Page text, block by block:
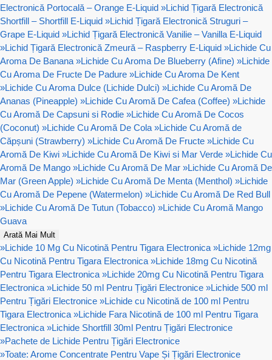
Electronică Portocală – Orange E-Liquid »Lichid Țigară Electronică
Shortfill – Shortfill E-Liquid »Lichid Țigară Electronică Struguri –
Grape E-Liquid »Lichid Țigară Electronică Vanilie – Vanilla E-Liquid
»Lichid Țigară Electronică Zmeură – Raspberry E-Liquid »Lichide Cu
Aroma De Banana »Lichide Cu Aroma De Blueberry (Afine) »Lichide
Cu Aroma De Fructe De Padure »Lichide Cu Aroma De Kent
»Lichide Cu Aroma Dulce (Lichide Dulci) »Lichide Cu Aromă De
Ananas (Pineapple) »Lichide Cu Aromă De Cafea (Coffee) »Lichide
Cu Aromă De Capsuni si Rodie »Lichide Cu Aromă De Cocos
(Coconut) »Lichide Cu Aromă De Cola »Lichide Cu Aromă de
Căpșuni (Strawberry) »Lichide Cu Aromă De Fructe »Lichide Cu
Aromă De Kiwi »Lichide Cu Aromă De Kiwi si Mar Verde »Lichide Cu
Aromă De Mango »Lichide Cu Aromă De Mar »Lichide Cu Aromă De
Mar (Green Apple) »Lichide Cu Aromă De Menta (Menthol) »Lichide
Cu Aromă De Pepene (Watermelon) »Lichide Cu Aromă De Red Bull
»Lichide Cu Aromă De Tutun (Tobacco) »Lichide Cu Aromă Mango
Guava
Arată Mai Mult
»Lichide 10 Mg Cu Nicotină Pentru Tigara Electronica »Lichide 12mg
Cu Nicotină Pentru Tigara Electronica »Lichide 18mg Cu Nicotină
Pentru Tigara Electronica »Lichide 20mg Cu Nicotină Pentru Tigara
Electronica »Lichide 50 ml Pentru Țigări Electronice »Lichide 500 ml
Pentru Țigări Electronice »Lichide cu Nicotină de 100 ml Pentru
Tigara Electronica »Lichide Fara Nicotină de 100 ml Pentru Tigara
Electronica »Lichide Shortfill 30ml Pentru Țigări Electronice
»Pachete de Lichide Pentru Țigări Electronice
»Toate: Arome Concentrate Pentru Vape Și Țigări Electronice